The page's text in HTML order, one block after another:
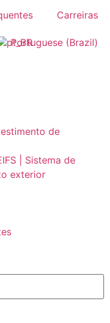
Carreiras
Portuguese (Brazil)
de
| Sistema de
exterior